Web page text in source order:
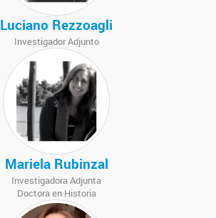
Luciano Rezzoagli
Investigador Adjunto
Mariela Rubinzal
Investigadora Adjunta
Doctora en Historia